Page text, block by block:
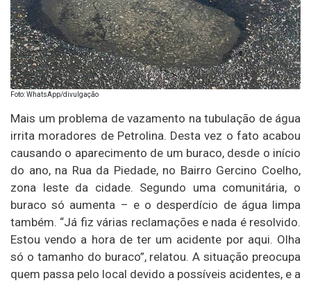
Foto: WhatsApp/divulgação
Mais um problema de vazamento na tubulação de água
irrita moradores de Petrolina. Desta vez o fato acabou
causando o aparecimento de um buraco, desde o início
do ano, na Rua da Piedade, no Bairro Gercino Coelho,
zona leste da cidade. Segundo uma comunitária, o
buraco só aumenta – e o desperdício de água limpa
também. “Já fiz várias reclamações e nada é resolvido.
Estou vendo a hora de ter um acidente por aqui. Olha
só o tamanho do buraco”, relatou. A situação preocupa
quem passa pelo local devido a possíveis acidentes, e a